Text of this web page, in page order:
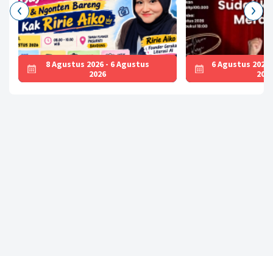
8 Agustus 2026 - 6 Agustus
2026
6 Agustus 2026
2026